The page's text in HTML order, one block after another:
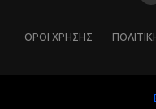
ΌΡΟΙ ΧΡΗΣΗΣ